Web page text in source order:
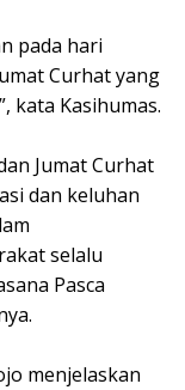
pada hari
Curhat yang
kata Kasihumas.
Jumat Curhat
dan keluhan
selalu
Pasca
menjelaskan